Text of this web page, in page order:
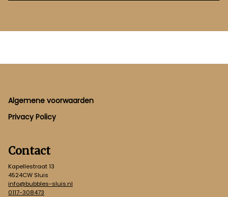
Footer
Algemene voorwaarden
Privacy Policy
Contact
Kapellestraat 13
4524CW Sluis
info@bubbles-sluis.nl
0117-308473